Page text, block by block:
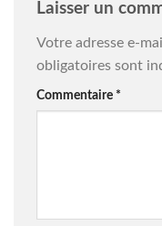
Laisser un
Votre adresse e-
obligatoires sont
Commentaire *